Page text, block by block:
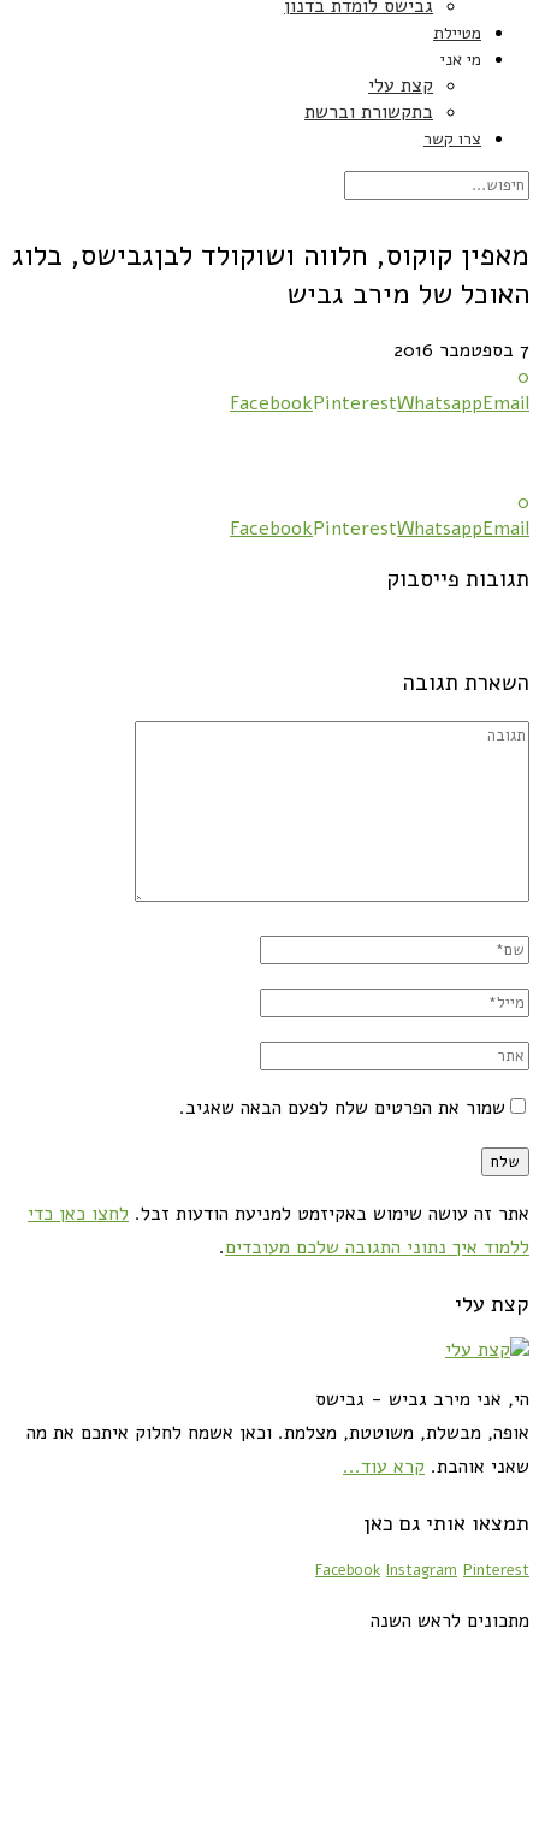
גבישס לומדת בדנון
מטיילת
מי אני
קצת עלי
בתקשורת וברשת
צרו קשר
מאפין קוקוס, חלווה ושוקולד לבןגבישס, בלוג
האוכל של מירב גביש
7 בספטמבר 2016
0
FacebookPinterestWhatsappEmail
0
FacebookPinterestWhatsappEmail
תגובות פייסבוק
השארת תגובה
שמור את הפרטים שלח לפעם הבאה שאגיב.
אתר זה עושה שימוש באקיזמט למניעת הודעות זבל. לחצו כאן כדי
ללמוד איך נתוני התגובה שלכם מעובדים.
קצת עלי
הי, אני מירב גביש - גבישס
אופה, מבשלת, משוטטת, מצלמת. וכאן אשמח לחלוק איתכם את מה
שאני אוהבת. קרא עוד...
תמצאו אותי גם כאן
Facebook Instagram Pinterest
מתכונים לראש השנה